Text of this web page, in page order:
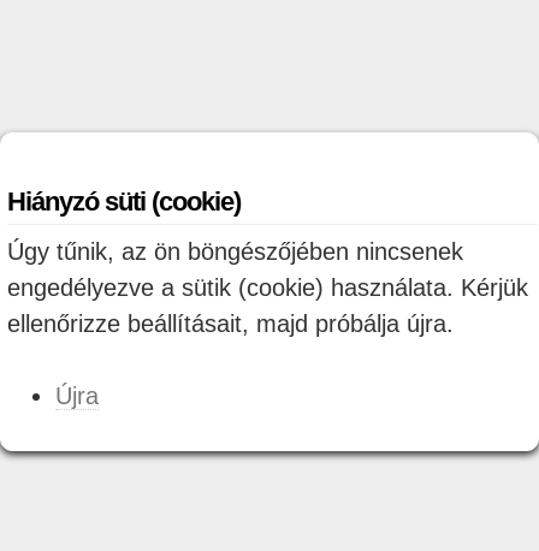
Hiányzó süti (cookie)
Úgy tűnik, az ön böngészőjében nincsenek
engedélyezve a sütik (cookie) használata. Kérjük
ellenőrizze beállításait, majd próbálja újra.
Újra